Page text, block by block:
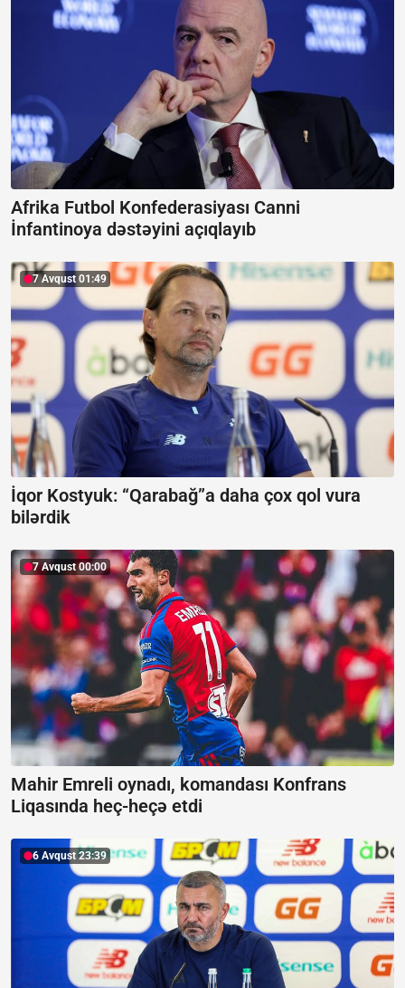
Afrika Futbol Konfederasiyası Canni
İnfantinoya dəstəyini açıqlayıb
7 Avqust 01:49
İqor Kostyuk: “Qarabağ”a daha çox qol vura
bilərdik
7 Avqust 00:00
Mahir Emreli oynadı, komandası Konfrans
Liqasında heç-heçə etdi
6 Avqust 23:39